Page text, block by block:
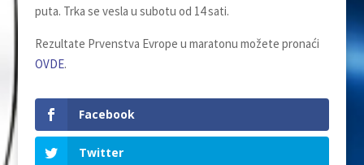
puta. Trka se vesla u subotu od 14 sati.
Rezultate Prvenstva Evrope u maratonu možete pronaći
OVDE.
Facebook
Twitter